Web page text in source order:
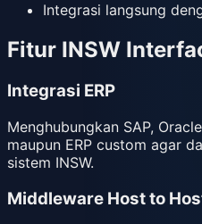
Integrasi langsung
Fitur INSW
Integrasi ERP
Menghubungkan SAP,
maupun ERP custom agar
sistem INSW.
Middleware Host to